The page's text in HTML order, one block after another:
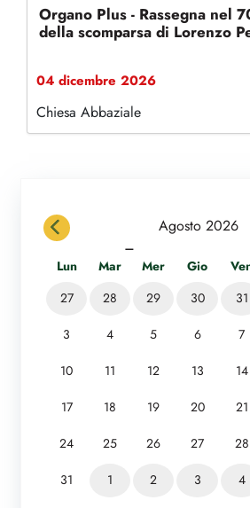
Organo Plus - Rassegna nel
della scomparsa di Lorenzo
04 dicembre 2026
Chiesa Abbaziale
previous Agosto 2026
−
Lun Mar Mer Gio
27 28 29 30 31
3 4 5 6 7
10 11 12 13 14
17 18 19 20 21
24 25 26 27 28
31 1 2 3 4